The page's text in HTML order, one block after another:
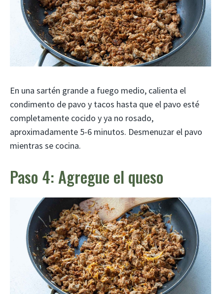
En una sartén grande a fuego medio, calienta el
condimento de pavo y tacos hasta que el pavo esté
completamente cocido y ya no rosado,
aproximadamente 5-6 minutos. Desmenuzar el pavo
mientras se cocina.
Paso 4: Agregue el queso